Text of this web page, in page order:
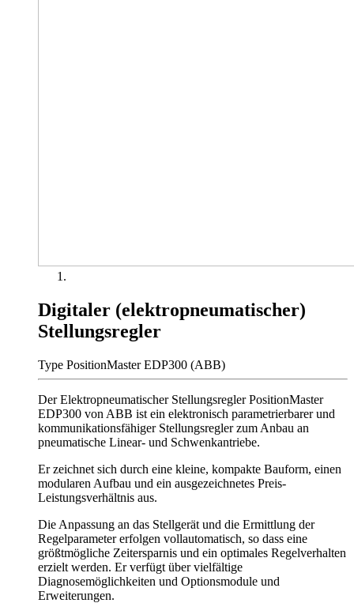
Digitaler (elektropneumatischer)
Stellungsregler
Type PositionMaster EDP300 (ABB)
Der Elektropneumatischer Stellungsregler PositionMaster
EDP300 von ABB ist ein elektronisch parametrierbarer und
kommunikationsfähiger Stellungsregler zum Anbau an
pneumatische Linear- und Schwenkantriebe.
Er zeichnet sich durch eine kleine, kompakte Bauform, einen
modularen Aufbau und ein ausgezeichnetes Preis-
Leistungsverhältnis aus.
Die Anpassung an das Stellgerät und die Ermittlung der
Regelparameter erfolgen vollautomatisch, so dass eine
größtmögliche Zeitersparnis und ein optimales Regelverhalten
erzielt werden. Er verfügt über vielfältige
Diagnosemöglichkeiten und Optionsmodule und
Erweiterungen.